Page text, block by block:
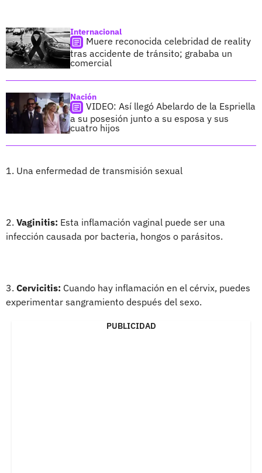
Internacional
Muere reconocida celebridad de reality
tras accidente de tránsito; grababa un
comercial
Nación
VIDEO: Así llegó Abelardo de la Espriella
a su posesión junto a su esposa y sus
cuatro hijos
1. Una enfermedad de transmisión sexual
2. Vaginitis: Esta inflamación vaginal puede ser una
infección causada por bacteria, hongos o parásitos.
3. Cervicitis: Cuando hay inflamación en el cérvix, puedes
experimentar sangramiento después del sexo.
PUBLICIDAD